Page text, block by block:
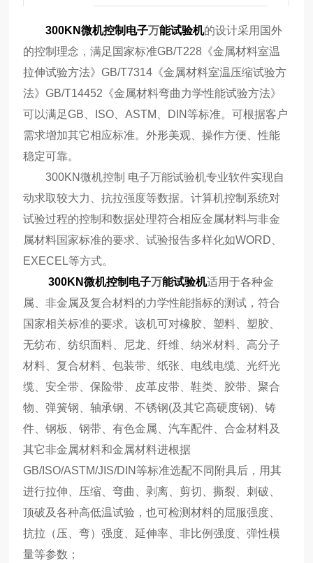
300KN微机控制电子万能试验机的设计采用国外
的控制理念，满足国家标准GB/T228《金属材料室温
拉伸试验方法》GB/T7314《金属材料室温压缩试验方
法》GB/T14452《金属材料弯曲力学性能试验方法》
可以满足GB、ISO、ASTM、DIN等标准。可根据客户
需求增加其它相应标准。外形美观、操作方便、性能
稳定可靠。
300KN微机控制 电子万能试验机专业软件实现自
动求取较大力、抗拉强度等数据。计算机控制系统对
试验过程的控制和数据处理符合相应金属材料与非金
属材料国家标准的要求、试验报告多样化如WORD、
EXECEL等方式。
300KN微机控制电子万能试验机适用于各种金
属、非金属及复合材料的力学性能指标的测试，符合
国家相关标准的要求。该机可对橡胶、塑料、塑胶、
无纺布、纺织面料、尼龙、纤维、纳米材料、高分子
材料、复合材料、包装带、纸张、电线电缆、光纤光
缆、安全带、保险带、皮革皮带、鞋类、胶带、聚合
物、弹簧钢、轴承钢、不锈钢(及其它高硬度钢)、铸
件、钢板、钢带、有色金属、汽车配件、合金材料及
其它非金属材料和金属材料进根据
GB/ISO/ASTM/JIS/DIN等标准选配不同附具后，用其
进行拉伸、压缩、弯曲、剥离、剪切、撕裂、刺破、
顶破及各种高低温试验，也可检测材料的屈服强度、
抗拉（压、弯）强度、延伸率、非比例强度、弹性模
量等参数；